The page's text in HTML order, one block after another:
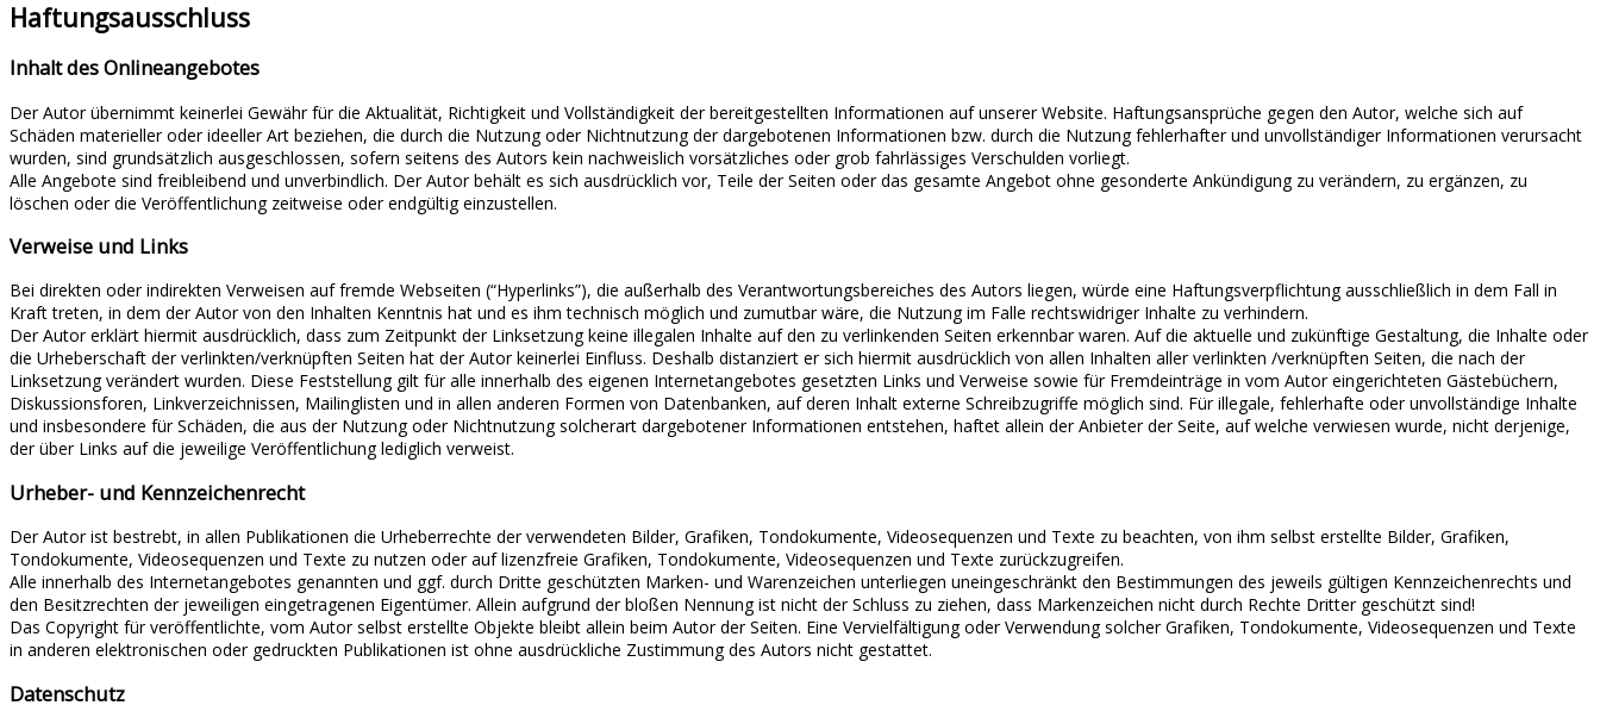
Haftungsausschluss
Inhalt des Onlineangebotes
Der Autor übernimmt keinerlei Gewähr für die Aktualität, Richtigkeit und Vollständigkeit der bereitgestellten Informationen auf unserer Website. Haftungsansprüche gegen den Autor, welche sich auf
Schäden materieller oder ideeller Art beziehen, die durch die Nutzung oder Nichtnutzung der dargebotenen Informationen bzw. durch die Nutzung fehlerhafter und unvollständiger Informationen verursacht
wurden, sind grundsätzlich ausgeschlossen, sofern seitens des Autors kein nachweislich vorsätzliches oder grob fahrlässiges Verschulden vorliegt.
Alle Angebote sind freibleibend und unverbindlich. Der Autor behält es sich ausdrücklich vor, Teile der Seiten oder das gesamte Angebot ohne gesonderte Ankündigung zu verändern, zu ergänzen, zu
löschen oder die Veröffentlichung zeitweise oder endgültig einzustellen.
Verweise und Links
Bei direkten oder indirekten Verweisen auf fremde Webseiten (“Hyperlinks”), die außerhalb des Verantwortungsbereiches des Autors liegen, würde eine Haftungsverpflichtung ausschließlich in dem Fall in
Kraft treten, in dem der Autor von den Inhalten Kenntnis hat und es ihm technisch möglich und zumutbar wäre, die Nutzung im Falle rechtswidriger Inhalte zu verhindern.
Der Autor erklärt hiermit ausdrücklich, dass zum Zeitpunkt der Linksetzung keine illegalen Inhalte auf den zu verlinkenden Seiten erkennbar waren. Auf die aktuelle und zukünftige Gestaltung, die Inhalte oder
die Urheberschaft der verlinkten/verknüpften Seiten hat der Autor keinerlei Einfluss. Deshalb distanziert er sich hiermit ausdrücklich von allen Inhalten aller verlinkten /verknüpften Seiten, die nach der
Linksetzung verändert wurden. Diese Feststellung gilt für alle innerhalb des eigenen Internetangebotes gesetzten Links und Verweise sowie für Fremdeinträge in vom Autor eingerichteten Gästebüchern,
Diskussionsforen, Linkverzeichnissen, Mailinglisten und in allen anderen Formen von Datenbanken, auf deren Inhalt externe Schreibzugriffe möglich sind. Für illegale, fehlerhafte oder unvollständige Inhalte
und insbesondere für Schäden, die aus der Nutzung oder Nichtnutzung solcherart dargebotener Informationen entstehen, haftet allein der Anbieter der Seite, auf welche verwiesen wurde, nicht derjenige,
der über Links auf die jeweilige Veröffentlichung lediglich verweist.
Urheber- und Kennzeichenrecht
Der Autor ist bestrebt, in allen Publikationen die Urheberrechte der verwendeten Bilder, Grafiken, Tondokumente, Videosequenzen und Texte zu beachten, von ihm selbst erstellte Bilder, Grafiken,
Tondokumente, Videosequenzen und Texte zu nutzen oder auf lizenzfreie Grafiken, Tondokumente, Videosequenzen und Texte zurückzugreifen.
Alle innerhalb des Internetangebotes genannten und ggf. durch Dritte geschützten Marken- und Warenzeichen unterliegen uneingeschränkt den Bestimmungen des jeweils gültigen Kennzeichenrechts und
den Besitzrechten der jeweiligen eingetragenen Eigentümer. Allein aufgrund der bloßen Nennung ist nicht der Schluss zu ziehen, dass Markenzeichen nicht durch Rechte Dritter geschützt sind!
Das Copyright für veröffentlichte, vom Autor selbst erstellte Objekte bleibt allein beim Autor der Seiten. Eine Vervielfältigung oder Verwendung solcher Grafiken, Tondokumente, Videosequenzen und Texte
in anderen elektronischen oder gedruckten Publikationen ist ohne ausdrückliche Zustimmung des Autors nicht gestattet.
Datenschutz